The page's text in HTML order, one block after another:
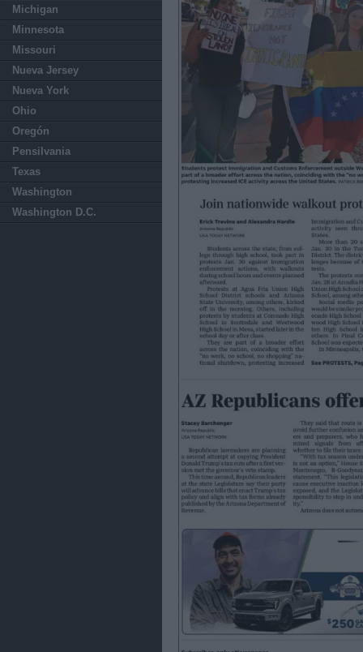
Michigan
Minnesota
Missouri
Nueva Jersey
Nueva York
Ohio
Oregón
Pensilvania
Texas
Washington
Washington D.C.